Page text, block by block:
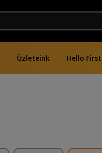
Üzleteink Hello